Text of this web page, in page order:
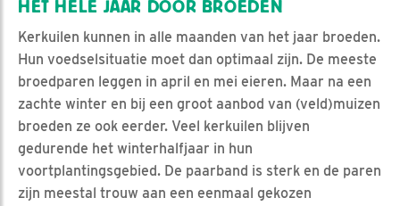
HET HELE JAAR DOOR BROEDEN
Kerkuilen kunnen in alle maanden van het jaar broeden.
Hun voedselsituatie moet dan optimaal zijn. De meeste
broedparen leggen in april en mei eieren. Maar na een
zachte winter en bij een groot aanbod van (veld)muizen
broeden ze ook eerder. Veel kerkuilen blijven
gedurende het winterhalfjaar in hun
voortplantingsgebied. De paarband is sterk en de paren
zijn meestal trouw aan een eenmaal gekozen